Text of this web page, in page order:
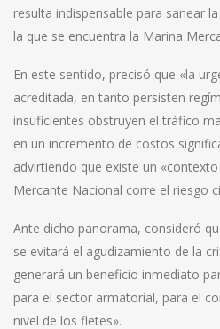
resulta indispensable para sanear
la que se encuentra la Marina
En este sentido, precisó que «la
acreditada, en tanto persisten
insuficientes obstruyen el tráfico
en un incremento de costos
advirtiendo que existe un
Mercante Nacional corre el riesgo
Ante dicho panorama, consideró
se evitará el agudizamiento de la
generará un beneficio inmediato
para el sector armatorial, para el
nivel de los fletes».